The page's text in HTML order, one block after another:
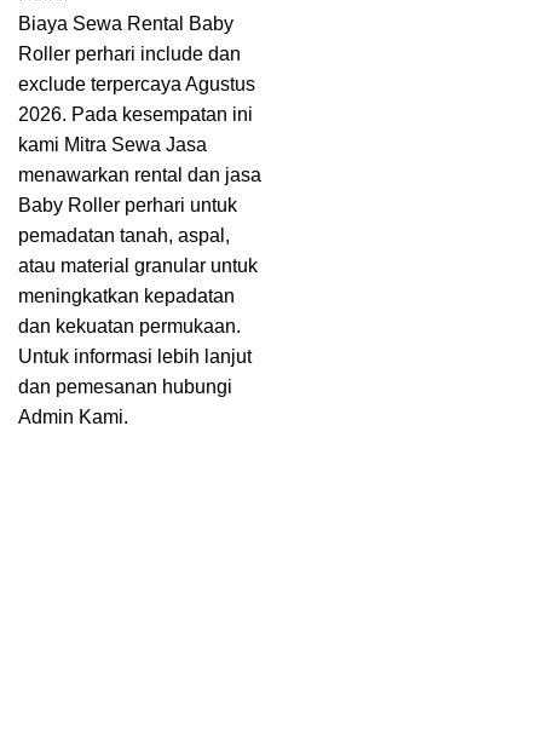
Biaya Sewa Rental Baby
Roller perhari include dan
exclude terpercaya Agustus
2026. Pada kesempatan ini
kami Mitra Sewa Jasa
menawarkan rental dan jasa
Baby Roller perhari untuk
pemadatan tanah, aspal,
atau material granular untuk
meningkatkan kepadatan
dan kekuatan permukaan.
Untuk informasi lebih lanjut
dan pemesanan hubungi
Admin Kami.